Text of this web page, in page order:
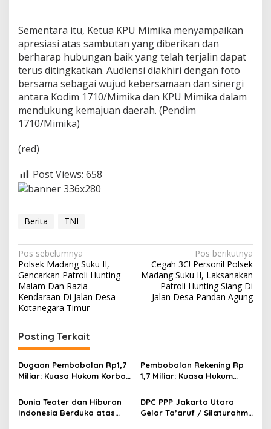
g
a
s
Sementara itu, Ketua KPU Mimika menyampaikan
apresiasi atas sambutan yang diberikan dan
berharap hubungan baik yang telah terjalin dapat
terus ditingkatkan. Audiensi diakhiri dengan foto
bersama sebagai wujud kebersamaan dan sinergi
antara Kodim 1710/Mimika dan KPU Mimika dalam
mendukung kemajuan daerah. (Pendim
1710/Mimika)
(red)
Post Views: 658
Berita TNI
N
a
v
i
a
s
i
o
Pos sebelumnya
Polsek Madang Suku II,
Gencarkan Patroli Hunting
Malam Dan Razia
Kendaraan Di Jalan Desa
Kotanegara Timur
Pos berikutnya
Cegah 3C! Personil Polsek
Madang Suku II, Laksanakan
Patroli Hunting Siang Di
Jalan Desa Pandan Agung
Posting Terkait
Dugaan Pembobolan Rp1,7
Miliar: Kuasa Hukum Korban
Keterlibatan Internal Bank
Aladin Syariah
Pembobolan Rekening Rp
1,7 Miliar: Kuasa Hukum
Pihak Internal Bank Aladin
Syariah
Dunia Teater dan Hiburan
Indonesia Berduka atas
DPC PPP Jakarta Utara
Gelar Ta’aruf / Silaturahmi